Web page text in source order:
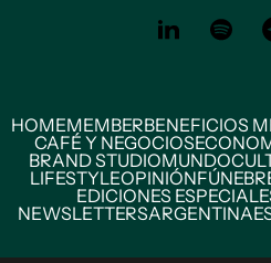
HOMEMEMBERBENEFICIOS
CAFÉ Y NEGOCIOS
BRAND STUDIOMUNDO
LIFESTYLEOPINIÓN
EDICIONES
NEWSLETTERSARGENTINA